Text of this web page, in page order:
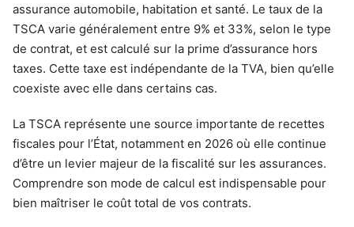
assurance automobile, habitation et santé. Le taux de la
TSCA varie généralement entre 9% et 33%, selon le type
de contrat, et est calculé sur la prime d’assurance hors
taxes. Cette taxe est indépendante de la TVA, bien qu’elle
coexiste avec elle dans certains cas.
La TSCA représente une source importante de recettes
fiscales pour l’État, notamment en 2026 où elle continue
d’être un levier majeur de la fiscalité sur les assurances.
Comprendre son mode de calcul est indispensable pour
bien maîtriser le coût total de vos contrats.